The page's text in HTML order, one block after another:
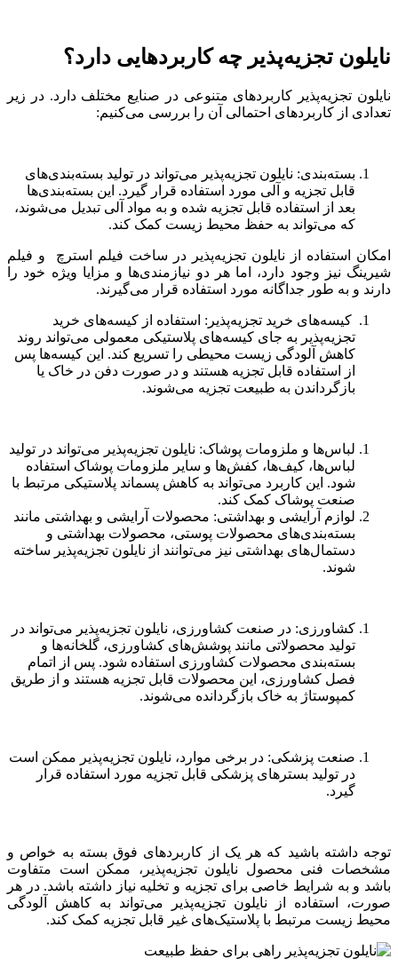
نایلون تجزیه‌پذیر چه کاربردهایی دارد؟
نایلون تجزیه‌پذیر کاربردهای متنوعی در صنایع مختلف دارد. در زیر
تعدادی از کاربردهای احتمالی آن را بررسی می‌کنیم:
بسته‌بندی: نایلون تجزیه‌پذیر می‌تواند در تولید بسته‌بندی‌های
قابل تجزیه و آلی مورد استفاده قرار گیرد. این بسته‌بندی‌ها
بعد از استفاده قابل تجزیه شده و به مواد آلی تبدیل می‌شوند،
که می‌تواند به حفظ محیط زیست کمک کند.
امکان استفاده از نایلون تجزیه‌پذیر در ساخت فیلم استرچ و فیلم
شیرینگ نیز وجود دارد، اما هر دو نیازمندی‌ها و مزایا ویژه خود را
دارند و به طور جداگانه مورد استفاده قرار می‌گیرند.
کیسه‌های خرید تجزیه‌پذیر: استفاده از کیسه‌های خرید
تجزیه‌پذیر به جای کیسه‌های پلاستیکی معمولی می‌تواند روند
کاهش آلودگی زیست محیطی را تسریع کند. این کیسه‌ها پس
از استفاده قابل تجزیه هستند و در صورت دفن در خاک یا
بازگرداندن به طبیعت تجزیه می‌شوند.
لباس‌ها و ملزومات پوشاک: نایلون تجزیه‌پذیر می‌تواند در تولید
لباس‌ها، کیف‌ها، کفش‌ها و سایر ملزومات پوشاک استفاده
شود. این کاربرد می‌تواند به کاهش پسماند پلاستیکی مرتبط با
صنعت پوشاک کمک کند.
لوازم آرایشی و بهداشتی: محصولات آرایشی و بهداشتی مانند
بسته‌بندی‌های محصولات پوستی، محصولات بهداشتی و
دستمال‌های بهداشتی نیز می‌توانند از نایلون تجزیه‌پذیر ساخته
شوند.
کشاورزی: در صنعت کشاورزی، نایلون تجزیه‌پذیر می‌تواند در
تولید محصولاتی مانند پوشش‌های کشاورزی، گلخانه‌ها و
بسته‌بندی محصولات کشاورزی استفاده شود. پس از اتمام
فصل کشاورزی، این محصولات قابل تجزیه هستند و از طریق
کمپوستاژ به خاک بازگردانده می‌شوند.
صنعت پزشکی: در برخی موارد، نایلون تجزیه‌پذیر ممکن است
در تولید بسترهای پزشکی قابل تجزیه مورد استفاده قرار
گیرد.
توجه داشته باشید که هر یک از کاربردهای فوق بسته به خواص و
مشخصات فنی محصول نایلون تجزیه‌پذیر، ممکن است متفاوت
باشد و به شرایط خاصی برای تجزیه و تخلیه نیاز داشته باشد. در هر
صورت، استفاده از نایلون تجزیه‌پذیر می‌تواند به کاهش آلودگی
محیط زیست مرتبط با پلاستیک‌های غیر قابل تجزیه کمک کند.